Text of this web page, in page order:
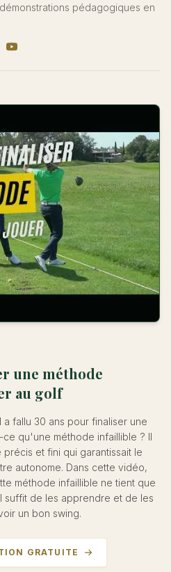
pédagogiques en
une méthode
au golf
fallu 30 ans pour finaliser une
qu'une méthode infaillible ? Il
et fini qui garantissait le
autonome. Dans cette vidéo,
méthode infaillible ne tient que
suffit de les apprendre et de les
un bon swing.
GRATUITE